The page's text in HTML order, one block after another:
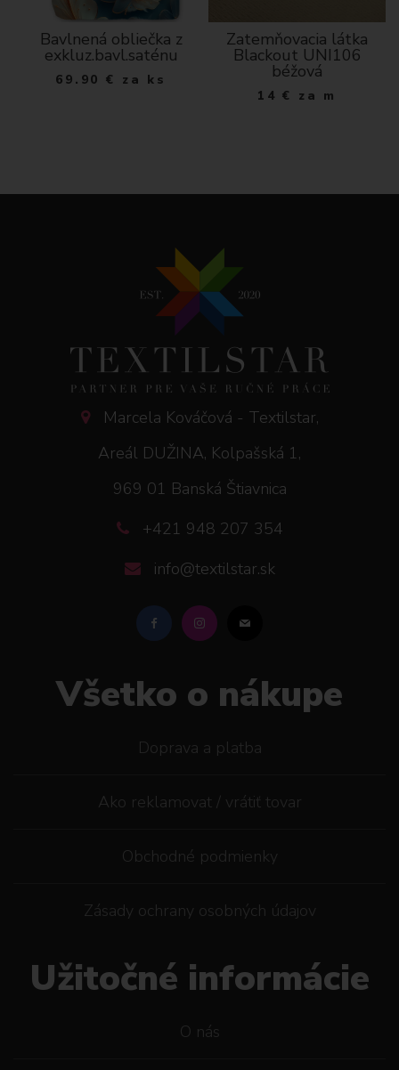
Bavlnená obliečka z
exkluz.bavl.saténu
69.90 € za ks
Zatemňovacia látka
Blackout UNI106
béžová
14 € za m
Marcela Kováčová - Textilstar,
Areál DUŽINA, Kolpašská 1,
969 01 Banská Štiavnica
+421 948 207 354
info@textilstar.sk
Všetko o nákupe
Doprava a platba
Ako reklamovat / vrátiť tovar
Obchodné podmienky
Zásady ochrany osobných údajov
Užitočné informácie
O nás